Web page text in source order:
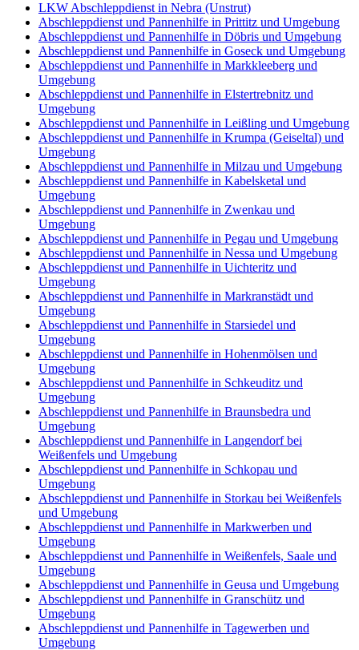
LKW Abschleppdienst in Nebra (Unstrut)
Abschleppdienst und Pannenhilfe in Prittitz und Umgebung
Abschleppdienst und Pannenhilfe in Döbris und Umgebung
Abschleppdienst und Pannenhilfe in Goseck und Umgebung
Abschleppdienst und Pannenhilfe in Markkleeberg und
Umgebung
Abschleppdienst und Pannenhilfe in Elstertrebnitz und
Umgebung
Abschleppdienst und Pannenhilfe in Leißling und Umgebung
Abschleppdienst und Pannenhilfe in Krumpa (Geiseltal) und
Umgebung
Abschleppdienst und Pannenhilfe in Milzau und Umgebung
Abschleppdienst und Pannenhilfe in Kabelsketal und
Umgebung
Abschleppdienst und Pannenhilfe in Zwenkau und
Umgebung
Abschleppdienst und Pannenhilfe in Pegau und Umgebung
Abschleppdienst und Pannenhilfe in Nessa und Umgebung
Abschleppdienst und Pannenhilfe in Uichteritz und
Umgebung
Abschleppdienst und Pannenhilfe in Markranstädt und
Umgebung
Abschleppdienst und Pannenhilfe in Starsiedel und
Umgebung
Abschleppdienst und Pannenhilfe in Hohenmölsen und
Umgebung
Abschleppdienst und Pannenhilfe in Schkeuditz und
Umgebung
Abschleppdienst und Pannenhilfe in Braunsbedra und
Umgebung
Abschleppdienst und Pannenhilfe in Langendorf bei
Weißenfels und Umgebung
Abschleppdienst und Pannenhilfe in Schkopau und
Umgebung
Abschleppdienst und Pannenhilfe in Storkau bei Weißenfels
und Umgebung
Abschleppdienst und Pannenhilfe in Markwerben und
Umgebung
Abschleppdienst und Pannenhilfe in Weißenfels, Saale und
Umgebung
Abschleppdienst und Pannenhilfe in Geusa und Umgebung
Abschleppdienst und Pannenhilfe in Granschütz und
Umgebung
Abschleppdienst und Pannenhilfe in Tagewerben und
Umgebung